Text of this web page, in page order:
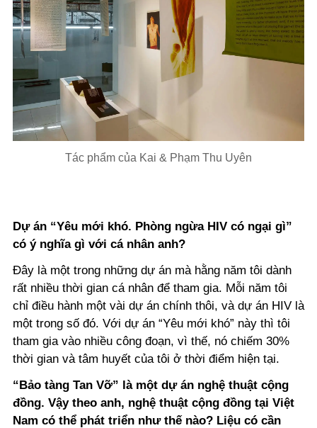
Tác phẩm của Kai & Phạm Thu Uyên
Dự án “Yêu mới khó. Phòng ngừa HIV có ngại gì”
có ý nghĩa gì với cá nhân anh?
Đây là một trong những dự án mà hằng năm tôi dành
rất nhiều thời gian cá nhân để tham gia. Mỗi năm tôi
chỉ điều hành một vài dự án chính thôi, và dự án HIV là
một trong số đó. Với dự án “Yêu mới khó” này thì tôi
tham gia vào nhiều công đoạn, vì thế, nó chiếm 30%
thời gian và tâm huyết của tôi ở thời điểm hiện tại.
“Bảo tàng Tan Vỡ” là một dự án nghệ thuật cộng
đồng. Vậy theo anh, nghệ thuật cộng đồng tại Việt
Nam có thể phát triển như thế nào? Liệu có cần